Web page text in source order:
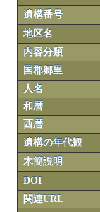
遺構番号
地区名
内容分類
国郡郷里
人名
和暦
西暦
遺構の年代観
木簡説明
DOI
関連URL